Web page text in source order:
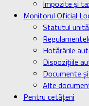
Impozite și
Monitorul Oficial
Statutul
Hotărârile
Dispozițiile
Documente
Alte
Pentru cetățeni